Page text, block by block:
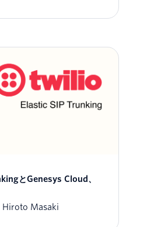
とGenesys Cloud、
Hiroto Masaki